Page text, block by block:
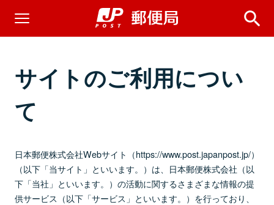
サイトのご利用につい
て
日本郵便株式会社Webサイト（https://www.post.japanpost.jp/）
（以下「当サイト」といいます。）は、日本郵便株式会社（以
下「当社」といいます。）の活動に関するさまざまな情報の提
供サービス（以下「サービス」といいます。）を行っており、